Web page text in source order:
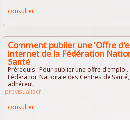
consulter
Comment publier une 'Offre
internet de la Fédération
Santé
Prérequis : Pour publier une offre
Fédération Nationale des Centres de
adhérent.
prévisualiser
consulter